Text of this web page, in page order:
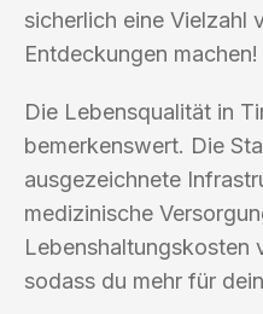
sicherlich eine Vielzahl
Entdeckungen machen!
Die Lebensqualität in
bemerkenswert. Die
ausgezeichnete
medizinische
Lebenshaltungskosten
sodass du mehr für